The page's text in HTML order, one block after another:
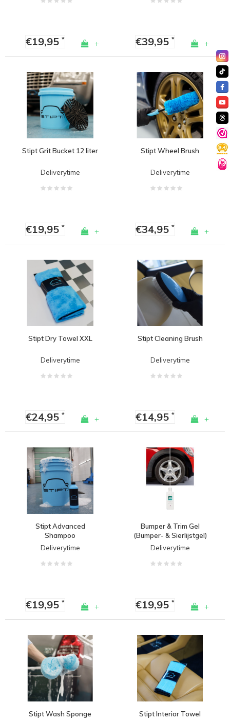
€19,95* + €39,95* +
Stipt Grit Bucket 12 liter
Deliverytime
€19,95* +
Stipt Wheel Brush
Deliverytime
€34,95* +
Stipt Dry Towel XXL
Deliverytime
€24,95* +
Stipt Cleaning Brush
Deliverytime
€14,95* +
Stipt Advanced
Shampoo
Deliverytime
€19,95* +
Bumper & Trim Gel
(Bumper- & Sierlijstgel)
Deliverytime
€19,95* +
Stipt Wash Sponge Stipt Interior Towel